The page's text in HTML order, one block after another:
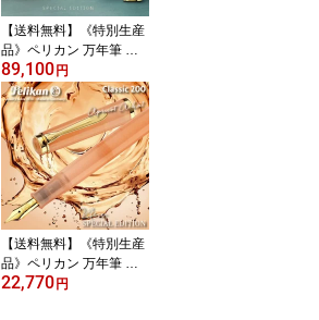
【送料無料】《特別生産
品》ペリカン 万年筆 ス
ーベレーン M600 アート
コレクション ルディ・ロ
ーザ【母の日】【敬老の
日】【新生活応援】
89,100 円
【送料無料】《特別生産
品》ペリカン 万年筆 ク
ラシック M200 アプリコ
22,770 円